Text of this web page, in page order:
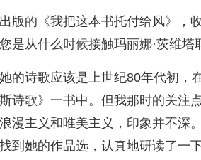
版的《我把这本书托付给风》，
是从什么时候接触玛丽娜·茨维塔
的诗歌应该是上世纪80年代初，
诗歌》一书中。但我那时的关注
漫主义和唯美主义，印象并不深
到她的作品选，认真地研读了一